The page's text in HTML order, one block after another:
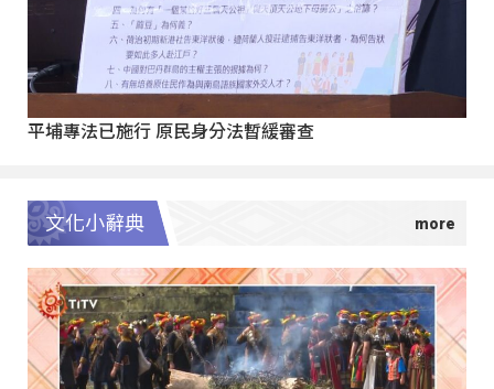
平埔專法已施行 原民身分法暫緩審查
文化小辭典